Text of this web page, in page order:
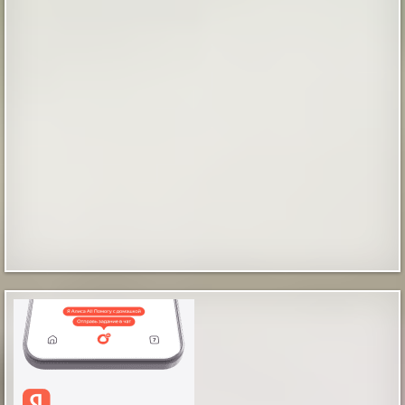
Таинственные отпечатки босых детских ног
В магазине бытовой техники, что в городе Мендоса,
Аргентина, на Испанской улице, происходят
«паранормальные события», как их обозвали
местные журналисты. Вот уже какое-то время по
утрам и продавцы и покупатели замечают на полу
будто ступни были испачканы в черной грязи или